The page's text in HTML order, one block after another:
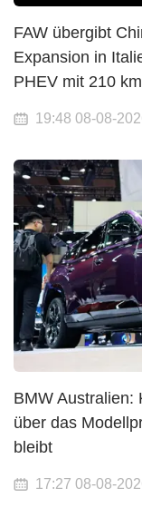
FAW übergibt
Expansion in
PHEV mit 210
19:48 08-08-
BMW Australien:
über das
bleibt
17:27 08-08-